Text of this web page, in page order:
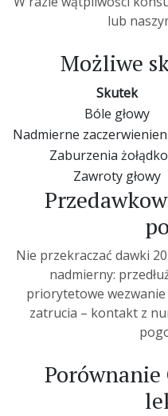
lub
Możliwe
Skutek
Bóle głowy
Nadmierne
Zaburzenia
Zawroty głowy
Nie przekraczać dawki
nadmierny:
priorytetowe wezwanie
zatrucia – kontakt z